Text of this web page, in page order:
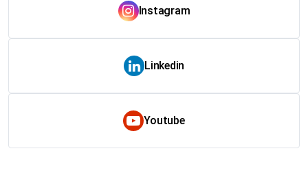
Instagram
Linkedin
Youtube